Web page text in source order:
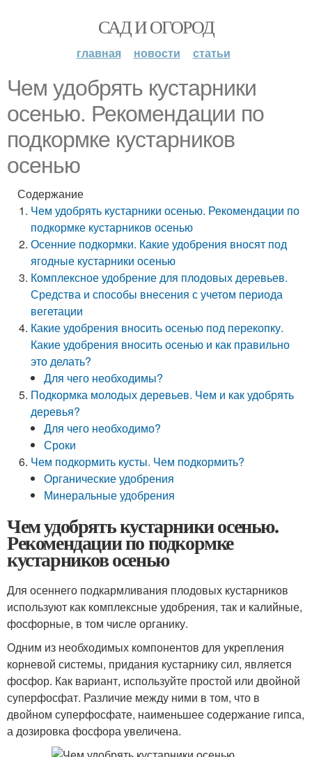
САД И ОГОРОД
главная новости статьи
Чем удобрять кустарники
осенью. Рекомендации по
подкормке кустарников
осенью
Содержание
Чем удобрять кустарники осенью. Рекомендации по
подкормке кустарников осенью
Осенние подкормки. Какие удобрения вносят под
ягодные кустарники осенью
Комплексное удобрение для плодовых деревьев.
Средства и способы внесения с учетом периода
вегетации
Какие удобрения вносить осенью под перекопку.
Какие удобрения вносить осенью и как правильно
это делать?
Для чего необходимы?
Подкормка молодых деревьев. Чем и как удобрять
деревья?
Для чего необходимо?
Сроки
Чем подкормить кусты. Чем подкормить?
Органические удобрения
Минеральные удобрения
Чем удобрять кустарники осенью.
Рекомендации по подкормке
кустарников осенью
Для осеннего подкармливания плодовых кустарников
используют как комплексные удобрения, так и калийные,
фосфорные, в том числе органику.
Одним из необходимых компонентов для укрепления
корневой системы, придания кустарнику сил, является
фосфор. Как вариант, используйте простой или двойной
суперфосфат. Различие между ними в том, что в
двойном суперфосфате, наименьшее содержание гипса,
а дозировка фосфора увеличена.